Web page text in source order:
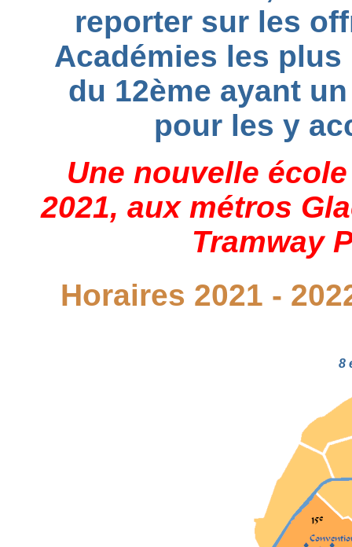
reporter sur les
Académies les
du 12ème ayant
pour les y
Une nouvelle
2021, aux métros
Tramway
Horaires 2021 -
8